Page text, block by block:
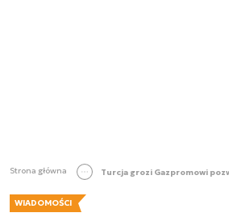
Strona główna
WIADOMOŚCI